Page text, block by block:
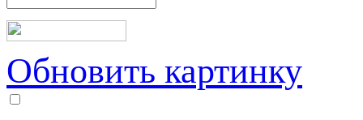
Обновить картинку